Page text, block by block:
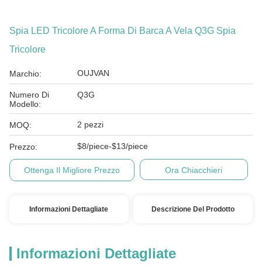
Spia LED Tricolore A Forma Di Barca A Vela Q3G Spia
Tricolore
Marchio: OUJVAN
Numero Di
Modello:
Q3G
MOQ: 2 pezzi
Prezzo: $8/piece-$13/piece
Ottenga Il Migliore Prezzo Ora Chiacchieri
Informazioni Dettagliate Descrizione Del Prodotto
Informazioni Dettagliate